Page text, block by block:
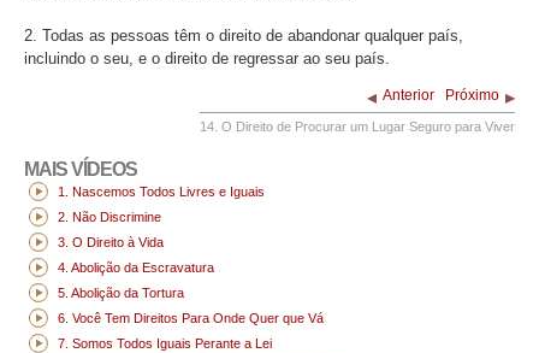
2. Todas as pessoas têm o direito de abandonar qualquer país,
incluindo o seu, e o direito de regressar ao seu país.
Anterior Próximo
14. O Direito de Procurar um Lugar Seguro para Viver
MAIS VÍDEOS
1. Nascemos Todos Livres e Iguais
2. Não Discrimine
3. O Direito à Vida
4. Abolição da Escravatura
5. Abolição da Tortura
6. Você Tem Direitos Para Onde Quer que Vá
7. Somos Todos Iguais Perante a Lei